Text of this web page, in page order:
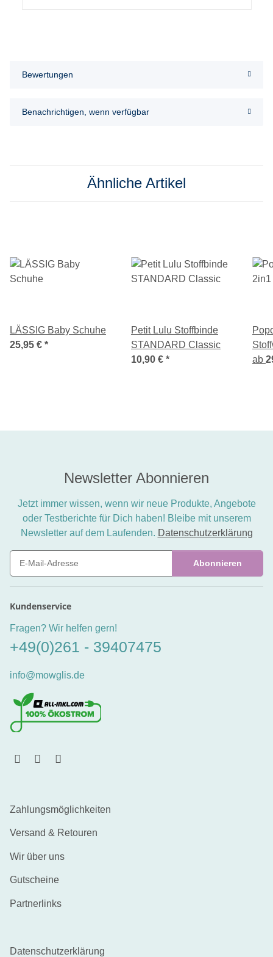
Bewertungen
Benachrichtigen, wenn verfügbar
Ähnliche Artikel
LÄSSIG Baby Schuhe
25,95 € *
Petit Lulu Stoffbinde
STANDARD Classic
10,90 € *
ab
Newsletter Abonnieren
Jetzt immer wissen, wenn wir neue Produkte, Angebote
oder Testberichte für Dich haben! Bleibe mit unserem
Newsletter auf dem Laufenden. Datenschutzerklärung
Abonnieren
Kundenservice
Fragen? Wir helfen gern!
+49(0)261 - 39407475
info@mowglis.de
Zahlungsmöglichkeiten
Versand & Retouren
Wir über uns
Gutscheine
Partnerlinks
Datenschutzerklärung